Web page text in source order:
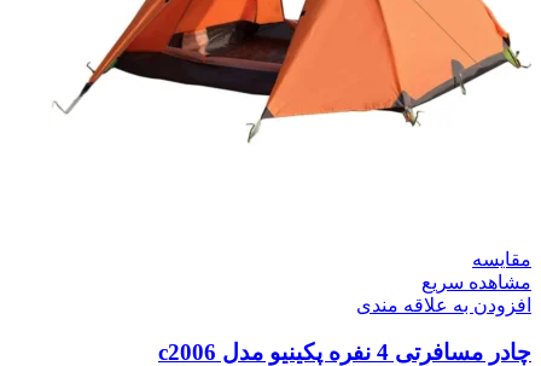
مقایسه
مشاهده سریع
افزودن به علاقه مندی
چادر مسافرتی 4 نفره پکینیو مدل c2006